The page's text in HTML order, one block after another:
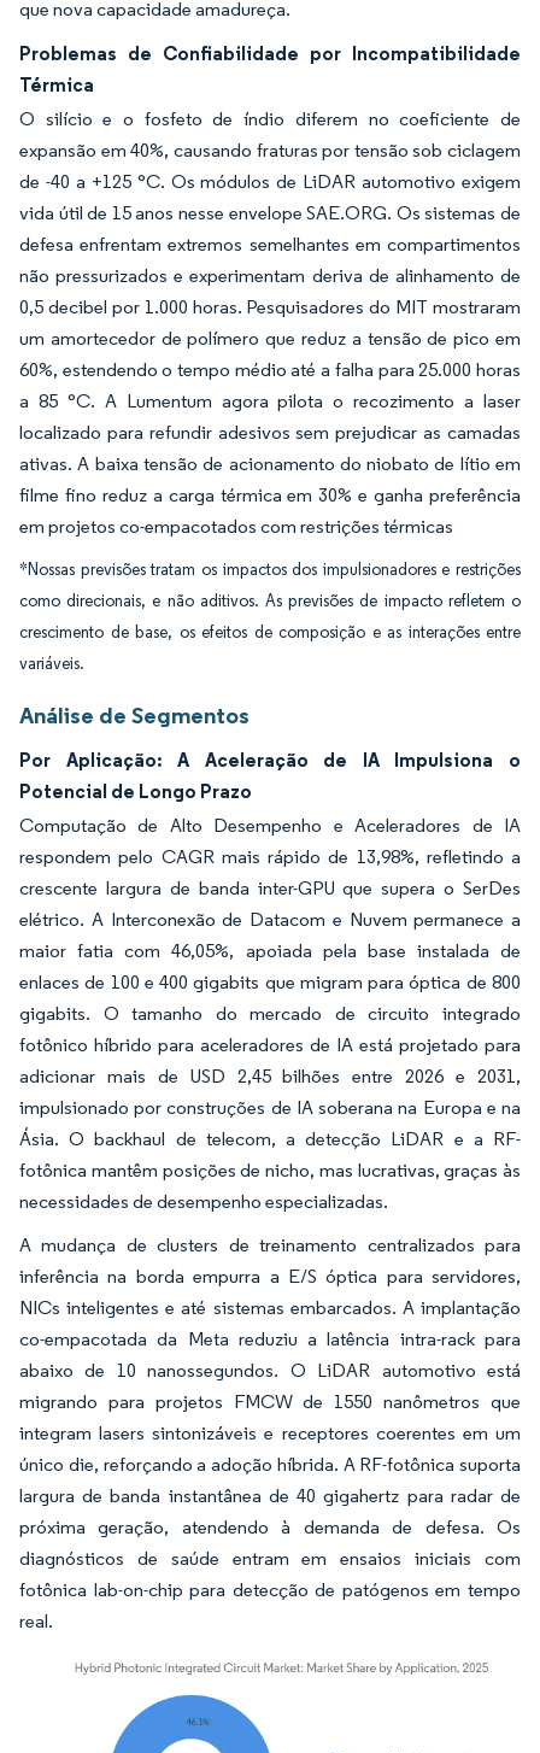
que nova capacidade amadureça.
Problemas de Confiabilidade por Incompatibilidade
Térmica
O silício e o fosfeto de índio diferem no coeficiente de
expansão em 40%, causando fraturas por tensão sob ciclagem
de -40 a +125 °C. Os módulos de LiDAR automotivo exigem
vida útil de 15 anos nesse envelope SAE.ORG. Os sistemas de
defesa enfrentam extremos semelhantes em compartimentos
não pressurizados e experimentam deriva de alinhamento de
0,5 decibel por 1.000 horas. Pesquisadores do MIT mostraram
um amortecedor de polímero que reduz a tensão de pico em
60%, estendendo o tempo médio até a falha para 25.000 horas
a 85 °C. A Lumentum agora pilota o recozimento a laser
localizado para refundir adesivos sem prejudicar as camadas
ativas. A baixa tensão de acionamento do niobato de lítio em
filme fino reduz a carga térmica em 30% e ganha preferência
em projetos co-empacotados com restrições térmicas
*Nossas previsões tratam os impactos dos impulsionadores e restrições
como direcionais, e não aditivos. As previsões de impacto refletem o
crescimento de base, os efeitos de composição e as interações entre
variáveis.
Análise de Segmentos
Por Aplicação: A Aceleração de IA Impulsiona o
Potencial de Longo Prazo
Computação de Alto Desempenho e Aceleradores de IA
respondem pelo CAGR mais rápido de 13,98%, refletindo a
crescente largura de banda inter-GPU que supera o SerDes
elétrico. A Interconexão de Datacom e Nuvem permanece a
maior fatia com 46,05%, apoiada pela base instalada de
enlaces de 100 e 400 gigabits que migram para óptica de 800
gigabits. O tamanho do mercado de circuito integrado
fotônico híbrido para aceleradores de IA está projetado para
adicionar mais de USD 2,45 bilhões entre 2026 e 2031,
impulsionado por construções de IA soberana na Europa e na
Ásia. O backhaul de telecom, a detecção LiDAR e a RF-
fotônica mantêm posições de nicho, mas lucrativas, graças às
necessidades de desempenho especializadas.
A mudança de clusters de treinamento centralizados para
inferência na borda empurra a E/S óptica para servidores,
NICs inteligentes e até sistemas embarcados. A implantação
co-empacotada da Meta reduziu a latência intra-rack para
abaixo de 10 nanossegundos. O LiDAR automotivo está
migrando para projetos FMCW de 1550 nanômetros que
integram lasers sintonizáveis e receptores coerentes em um
único die, reforçando a adoção híbrida. A RF-fotônica suporta
largura de banda instantânea de 40 gigahertz para radar de
próxima geração, atendendo à demanda de defesa. Os
diagnósticos de saúde entram em ensaios iniciais com
fotônica lab-on-chip para detecção de patógenos em tempo
real.